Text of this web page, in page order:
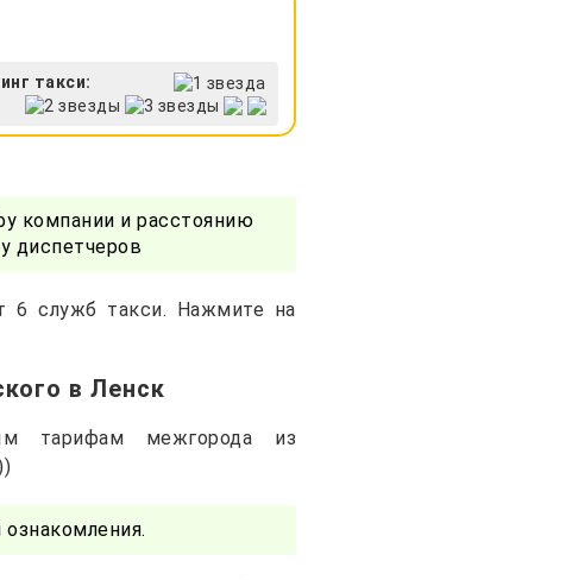
такси:
компании и расстоянию
диспетчеров
6 служб такси. Нажмите на
в Ленск
тарифам межгорода из